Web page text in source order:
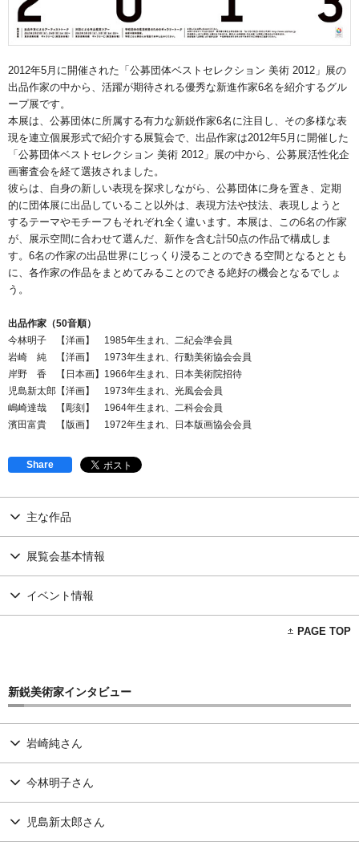
2012年5月に開催された「公募団体ベストセレクション 美術 2012」展の
出品作家の中から、活躍が期待される優秀な新進作家6名を紹介するグル
ープ展です。
本展は、公募団体に所属する有力な新鋭作家6名に注目し、その多様な表
現を連立個展形式で紹介する展覧会で、出品作家は2012年5月に開催した
「公募団体ベストセレクション 美術 2012」展の中から、公募展活性化企
画審査会を経て選抜されました。
彼らは、自身の新しい表現を探求しながら、公募団体に身を置き、定期
的に団体展に出品していること以外は、表現方法や技法、表現しようと
するテーマやモチーフもそれぞれ全く違います。本展は、この6名の作家
が、展示空間に合わせて選んだ、新作を含む計50点の作品で構成しま
す。6名の作家の出品世界にじっくり浸ることのできる空間となるととも
に、各作家の作品をまとめてみることのできる絶好の機会となるでしょ
う。
出品作家（50音順）
今林明子 【洋画】 1985年生まれ、二紀会準会員
岩崎 純 【洋画】 1973年生まれ、行動美術協会会員
岸野 香 【日本画】1966年生まれ、日本美術院招待
児島新太郎【洋画】 1973年生まれ、光風会会員
嶋崎達哉 【彫刻】 1964年生まれ、二科会会員
濱田富貴 【版画】 1972年生まれ、日本版画協会会員
Share
主な作品
展覧会基本情報
イベント情報
PAGE TOP
新鋭美術家インタビュー
岩崎純さん
今林明子さん
児島新太郎さん